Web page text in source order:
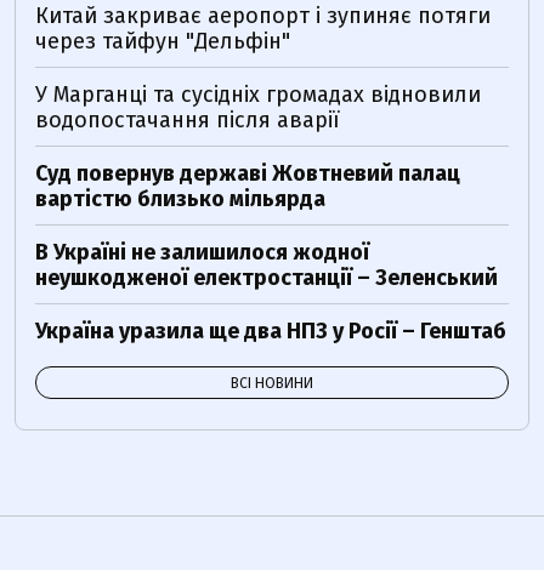
Китай закриває аеропорт і зупиняє потяги
через тайфун "Дельфін"
У Марганці та сусідніх громадах відновили
водопостачання після аварії
Суд повернув державі Жовтневий палац
вартістю близько мільярда
В Україні не залишилося жодної
неушкодженої електростанції – Зеленський
Україна уразила ще два НПЗ у Росії – Генштаб
ВСІ НОВИНИ